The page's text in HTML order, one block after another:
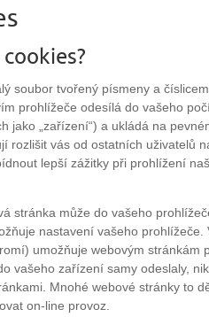
soubor tvořený písmeny a
prohlížeče odesílá do vašeho
jako „zařízení“) a ukládá na
rozlišit vás od ostatních uživatelů
lepší zážitky při prohlížení
stránka může do vašeho
nastavení vašeho
umožňuje webovým stránkám
vašeho zařízení samy odeslaly,
Mnohé webové stránky to
on-line provoz.